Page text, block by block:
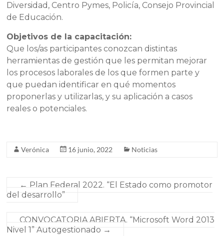
Diversidad, Centro Pymes, Policía, Consejo Provincial
de Educación.
Objetivos de la capacitación:
Que los/as participantes conozcan distintas
herramientas de gestión que les permitan mejorar
los procesos laborales de los que formen parte y
que puedan identificar en qué momentos
proponerlas y utilizarlas, y su aplicación a casos
reales o potenciales.
Verónica 16 junio, 2022 Noticias
← Plan Federal 2022. “El Estado como promotor
del desarrollo”
CONVOCATORIA ABIERTA. “Microsoft Word 2013
Nivel 1” Autogestionado →